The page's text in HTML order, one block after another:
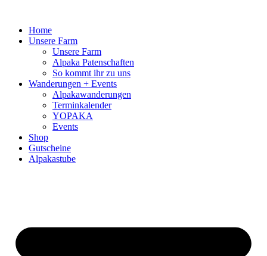
springenHome
Unsere Farm
Unsere Farm
Alpaka Patenschaften
So kommt ihr zu uns
Wanderungen + Events
Alpakawanderungen
Terminkalender
YOPAKA
Events
Shop
Gutscheine
Alpakastube